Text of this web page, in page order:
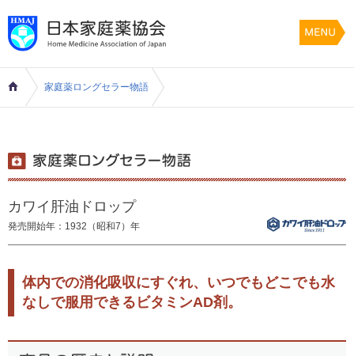
家庭薬ロングセラー物語
カワイ肝油ドロップ
発売開始年：1932（昭和7）年
体内での消化吸収にすぐれ、いつでもどこでも水
なしで服用できるビタミンAD剤。